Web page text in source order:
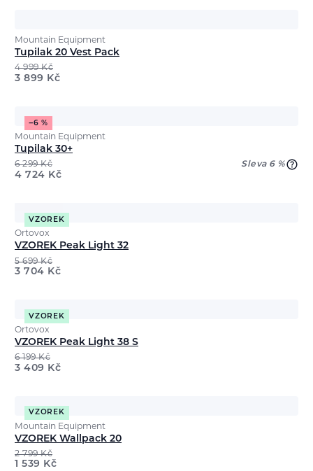
Mountain Equipment
Tupilak 20 Vest Pack
4 999Kč
3 899 Kč
−6 %
Mountain Equipment
Tupilak 30+
6 299Kč Sleva 6 %
4 724 Kč
VZOREK
Ortovox
VZOREK Peak Light 32
5 699Kč
3 704 Kč
VZOREK
Ortovox
VZOREK Peak Light 38 S
6 199Kč
3 409 Kč
VZOREK
Mountain Equipment
VZOREK Wallpack 20
2 799Kč
1 539 Kč